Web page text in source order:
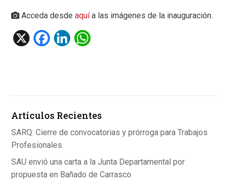
Acceda desdeaquía las imágenes de la inauguración.
X
F
o
k
Li
p
p
Artículos Recientes
SARQ: Cierre de convocatorias y prórroga para Trabajos
Profesionales
SAU envió una carta a la Junta Departamental por
propuesta en Bañado de Carrasco